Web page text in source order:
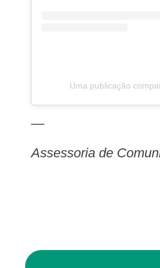
Uma publicação
—
Assessoria de